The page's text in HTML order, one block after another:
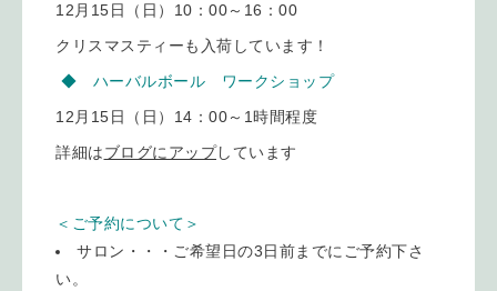
12月15日（日）10：00～16：00
クリスマスティーも入荷しています！
◆ ハーバルボール ワークショップ
12月15日（日）14：00～1時間程度
詳細はブログにアップしています
＜ご予約について＞
サロン・・・ご希望日の3日前までにご予約下さ
い。